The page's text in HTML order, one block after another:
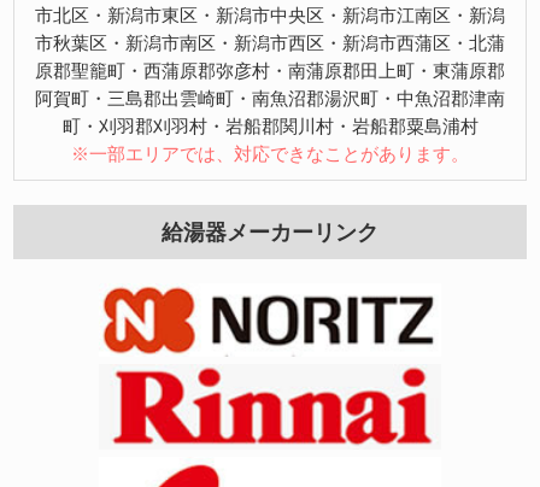
市北区・新潟市東区・新潟市中央区・新潟市江南区・新潟
市秋葉区・新潟市南区・新潟市西区・新潟市西蒲区・北蒲
原郡聖籠町・西蒲原郡弥彦村・南蒲原郡田上町・東蒲原郡
阿賀町・三島郡出雲崎町・南魚沼郡湯沢町・中魚沼郡津南
町・刈羽郡刈羽村・岩船郡関川村・岩船郡粟島浦村
※一部エリアでは、対応できなことがあります。
給湯器メーカーリンク